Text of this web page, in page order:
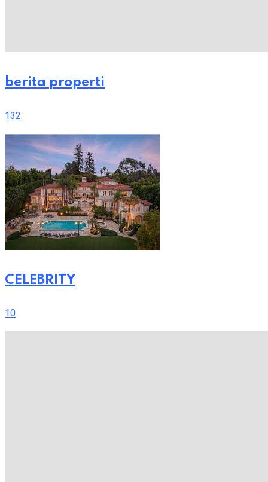
berita properti
132
CELEBRITY
10